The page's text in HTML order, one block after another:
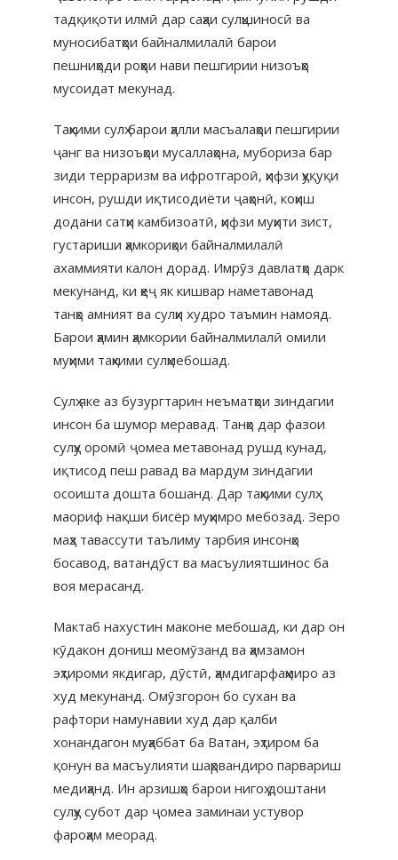
тадқиқоти илмӣ дар саҳаи сулҳшиносӣ ва
муносибатҳои байналмилалӣ барои
пешниҳоди роҳҳои нави пешгирии низоъҳо
мусоидат мекунад.
Таҳкими сулҳ барои ҳалли масъалаҳои пешгирии
ҷанг ва низоъҳои мусаллаҳона, мубориза бар
зиди терраризм ва ифротгароӣ, ҳифзи ҳуқуқи
инсон, рушди иқтисодиёти ҷаҳонӣ, коҳиш
додани сатҳи камбизоатӣ, ҳифзи муҳити зист,
густариши ҳамкориҳои байналмилалӣ
ахаммияти калон дорад. Имрӯз давлатҳо дарк
мекунанд, ки ҳеҷ як кишвар наметавонад
танҳо амният ва сулҳи худро таъмин намояд.
Барои ҳамин ҳамкории байналмилалӣ омили
муҳими таҳкими сулҳмебошад.
Сулҳ яке аз бузургтарин неъматҳои зиндагии
инсон ба шумор меравад. Танҳо дар фазои
сулҳу оромӣ ҷомеа метавонад рушд кунад,
иқтисод пеш равад ва мардум зиндагии
осоишта дошта бошанд. Дар таҳкими сулҳ
маориф нақши бисёр муҳимро мебозад. Зеро
маҳз тавассути таълиму тарбия инсонҳо
босавод, ватандӯст ва масъулиятшинос ба
воя мерасанд.
Мактаб нахустин маконе мебошад, ки дар он
кӯдакон дониш меомӯзанд ва ҳамзамон
эҳтироми якдигар, дӯстӣ, ҳамдигарфаҳмиро аз
худ мекунанд. Омӯзгорон бо сухан ва
рафтори намунавии худ дар қалби
хонандагон муҳаббат ба Ватан, эҳтиром ба
қонун ва масъулияти шаҳрвандиро парвариш
медиҳанд. Ин арзишҳо барои нигоҳ доштани
сулҳу субот дар ҷомеа заминаи устувор
фароҳам меорад.